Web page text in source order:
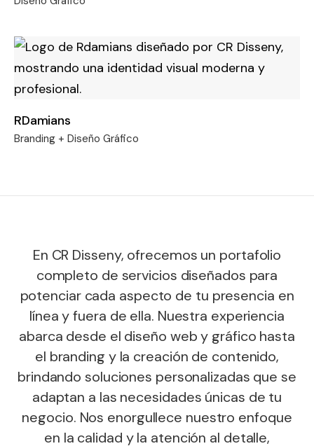
RDamians
Branding + Diseño Gráfico
En CR Disseny, ofrecemos un portafolio
completo de servicios diseñados para
potenciar cada aspecto de tu presencia en
línea y fuera de ella. Nuestra experiencia
abarca desde el diseño web y gráfico hasta
el branding y la creación de contenido,
brindando soluciones personalizadas que se
adaptan a las necesidades únicas de tu
negocio. Nos enorgullece nuestro enfoque
en la calidad y la atención al detalle,